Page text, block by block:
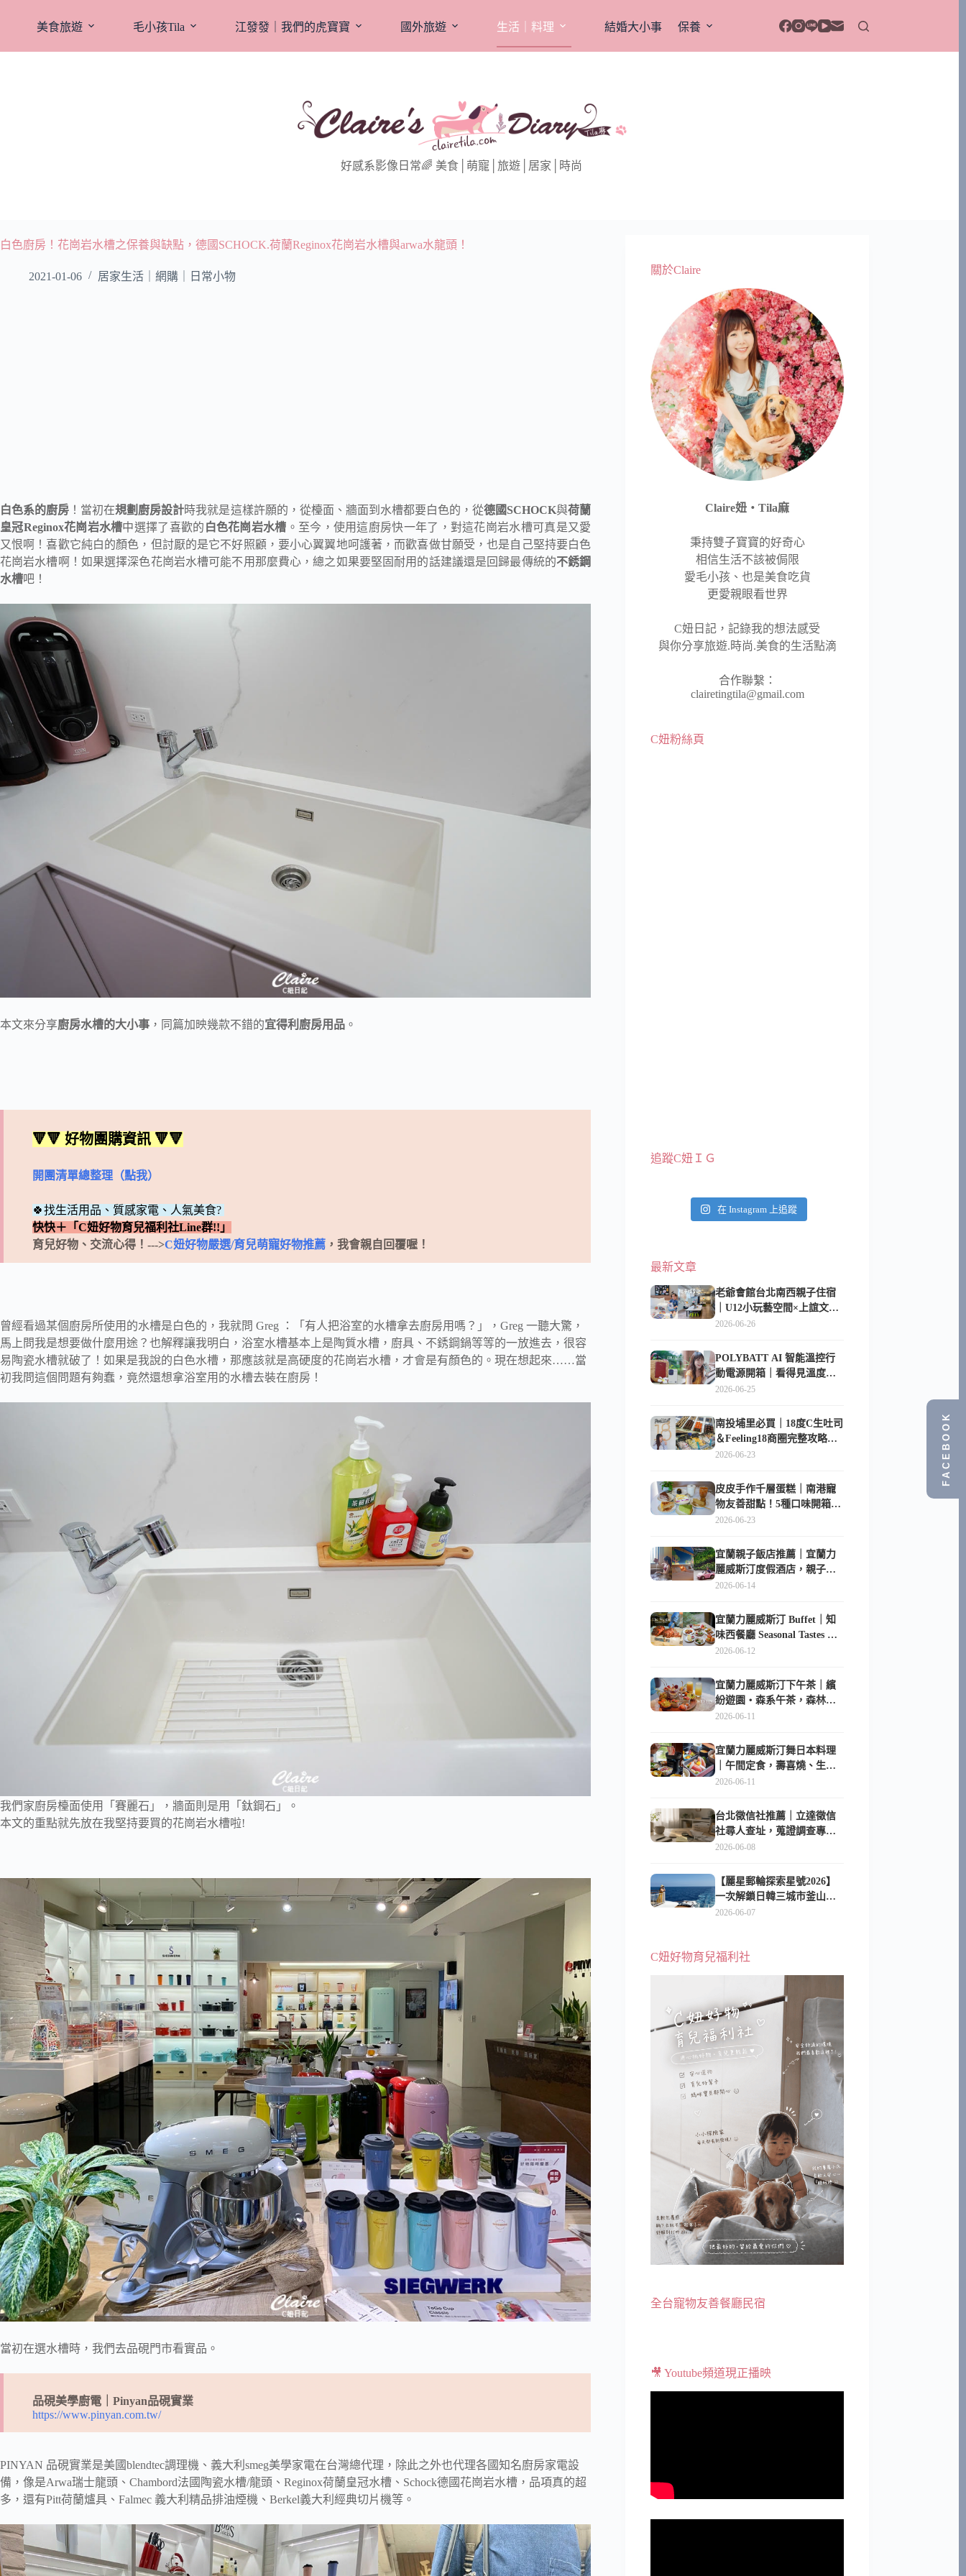
美食旅遊 毛小孩Tila 江發發｜我們的虎寶寶 國外旅遊 生活｜料理 結婚大小事 保養
好感系影像日常🌈 美食│萌寵│旅遊│居家│時尚
白色廚房！花崗岩水槽之保養與缺點，德國SCHOCK.荷蘭Reginox花崗岩水槽與arwa水龍頭！
2021-01-06 居家生活｜網購｜日常小物
白色系的廚房 ！當初在規劃廚房設計時我就是這樣許願的，從檯面、牆面到水槽都要白色的，從德國SCHOCK與荷蘭
皇冠Reginox花崗岩水槽中選擇了喜歡的 白色花崗岩水槽 。至今，使用這廚房快一年了，對這花崗岩水槽可真是又愛
又恨啊！喜歡它純白的顏色，但討厭的是它不好照顧，要小心翼翼地呵護著，而歡喜做甘願受，也是自己堅持要白色
花崗岩水槽啊！如果選擇深色花崗岩水槽可能不用那麼費心，總之如果要堅固耐用的話建議還是回歸最傳統的不銹鋼
水槽吧！
本文來分享廚房水槽的大小事 ，同篇加映幾款不錯的宜得利廚房用品 。
🔻🔻 好物團購資訊 🔻🔻
開團清單總整理（點我）
🍀找生活用品、質感家電、人氣美食?
快快＋「C妞好物育兒福利社Line群!!」
育兒好物、交流心得！--->C妞好物嚴選/育兒萌寵好物推薦 ，我會親自回覆喔！
曾經看過某個廚房所使用的水槽是白色的，我就問 Greg ：「有人把浴室的水槽拿去廚房用嗎？」，Greg 一聽大驚，
馬上問我是想要做什麼用途？也解釋讓我明白，浴室水槽基本上是陶質水槽，廚具、不銹鋼鍋等等的一放進去，很容
易陶瓷水槽就破了！如果是我說的白色水槽，那應該就是高硬度的花崗岩水槽，才會是有顏色的。現在想起來……當
初我問這個問題有夠蠢，竟然還想拿浴室用的水槽去裝在廚房！
我們家廚房檯面使用「賽麗石」，牆面則是用「鈦鋼石」。
本文的重點就先放在我堅持要買的花崗岩水槽啦!
當初在選水槽時，我們去品硯門市看實品。
品硯美學廚電｜Pinyan品硯實業
https://www.pinyan.com.tw/
PINYAN 品硯實業是美國blendtec調理機、義大利smeg美學家電在台灣總代理，除此之外也代理各國知名廚房家電設
備，像是Arwa瑞士龍頭、Chambord法國陶瓷水槽/龍頭、Reginox荷蘭皇冠水槽、Schock德國花崗岩水槽，品項真的超
多，還有Pitt荷蘭爐具、Falmec 義大利精品排油煙機、Berkel義大利經典切片機等。
關於Claire
Claire妞‧Tila麻
秉持雙子寶寶的好奇心
相信生活不該被侷限
愛毛小孩、也是美食吃貨
更愛親眼看世界
C妞日記，記錄我的想法感受
與你分享旅遊.時尚.美食的生活點滴
合作聯繫：
clairetingtila@gmail.com
C妞粉絲頁
追蹤C妞ＩＧ
在 Instagram 上追蹤
最新文章
老爺會館台北南西親子住宿
｜U12小玩藝空間×上誼文
化，暑假帶孩子這樣玩
2026-06-26
POLYBATT AI 智能溫控行
動電源開箱｜看得見溫度與
電量，外出更安心的
2026-06-25
南投埔里必買｜18度C生吐司
＆Feeling18商圈完整攻略，
在地人帶路這樣逛
2026-06-23
皮皮手作千層蛋糕｜南港寵
物友善甜點！5種口味開箱，
比Lady M便宜一半的台北隱
2026-06-23
宜蘭親子飯店推薦｜宜蘭力
麗威斯汀度假酒店，親子
房、Buffet、泳池、兒童俱樂
2026-06-14
宜蘭力麗威斯汀 Buffet｜知
味西餐廳 Seasonal Tastes 晚
餐早餐吃什麼？
2026-06-12
宜蘭力麗威斯汀下午茶｜繽
紛遊園・森系午茶，森林系
甜點超好拍
2026-06-11
宜蘭力麗威斯汀舞日本料理
｜午間定食，壽喜燒、生魚
片與日式包廂空間
2026-06-11
台北徵信社推薦｜立達徵信
社尋人查址，蒐證調查專家
陪你找回失聯的家人
2026-06-08
【麗星郵輪探索星號2026】
一次解鎖日韓三城市釜山、
長崎、那霸｜餐點升級、表
2026-06-07
C妞好物育兒福利社
全台寵物友善餐廳民宿
🎥 Youtube頻道現正播映
FACEBOOK